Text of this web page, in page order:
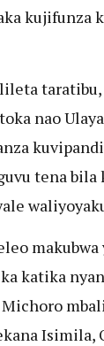
kujifunza
nao
tena bila
katika
Michoro
Isimila,